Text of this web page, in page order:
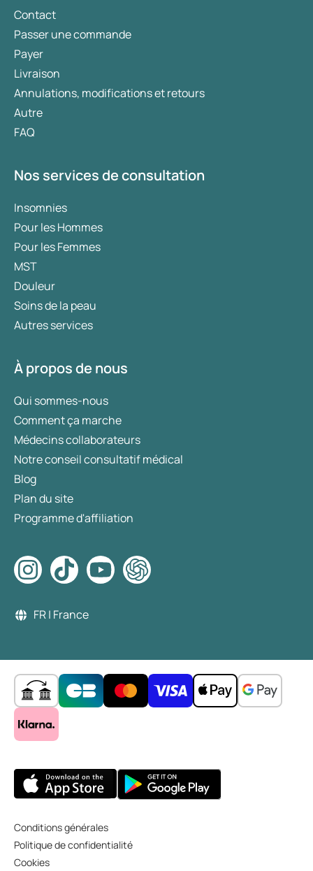
Contact
Passer une commande
Payer
Livraison
Annulations, modifications et retours
Autre
FAQ
Nos services de consultation
Insomnies
Pour les Hommes
Pour les Femmes
MST
Douleur
Soins de la peau
Autres services
À propos de nous
Qui sommes-nous
Comment ça marche
Médecins collaborateurs
Notre conseil consultatif médical
Blog
Plan du site
Programme d'affiliation
FR | France
Conditions générales
Politique de confidentialité
Cookies